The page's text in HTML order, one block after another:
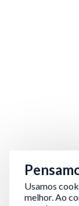
Usamos
melhor. Ao